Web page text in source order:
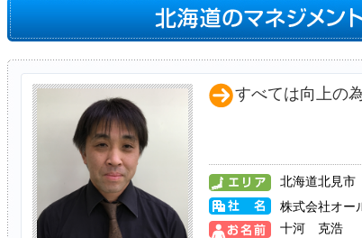
すべては向上の
北海道北見市
株式会社オー
十河 克浩